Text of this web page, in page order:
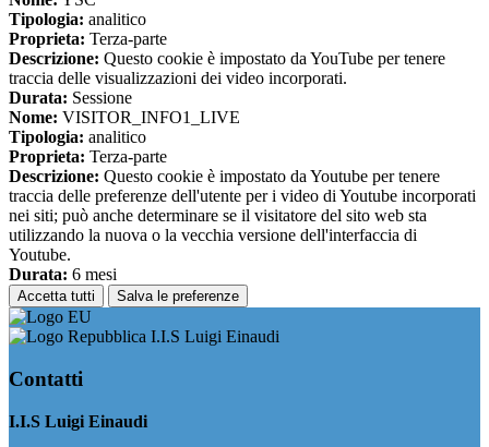
Tipologia: analitico
Proprieta: Terza-parte
Descrizione: Questo cookie è impostato da YouTube per tenere
traccia delle visualizzazioni dei video incorporati.
Durata: Sessione
Nome: VISITOR_INFO1_LIVE
Tipologia: analitico
Proprieta: Terza-parte
Descrizione: Questo cookie è impostato da Youtube per tenere
traccia delle preferenze dell'utente per i video di Youtube incorporati
nei siti; può anche determinare se il visitatore del sito web sta
utilizzando la nuova o la vecchia versione dell'interfaccia di
Youtube.
Durata: 6 mesi
Accetta tutti Salva le preferenze
I.I.S Luigi Einaudi
Contatti
I.I.S Luigi Einaudi